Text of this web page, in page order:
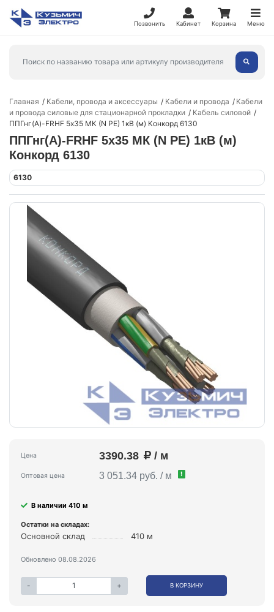
Позвонить Кабинет Корзина Меню
Главная Кабели, провода и аксессуары Кабели и провода
Кабели
и провода силовые для стационарной прокладки
Кабель силовой
ППГнг(А)-FRHF 5х35 МК (N PE) 1кВ (м) Конкорд 6130
ППГнг(А)-FRHF 5х35 МК (N PE) 1кВ (м)
Конкорд 6130
6130
Цена 3390.38 / м
Оптовая цена 3 051.34 руб. / м !
В наличии 410 м
Остатки на складах:
Основной склад 410 м
Обновлено 08.08.2026
- + В КОРЗИНУ